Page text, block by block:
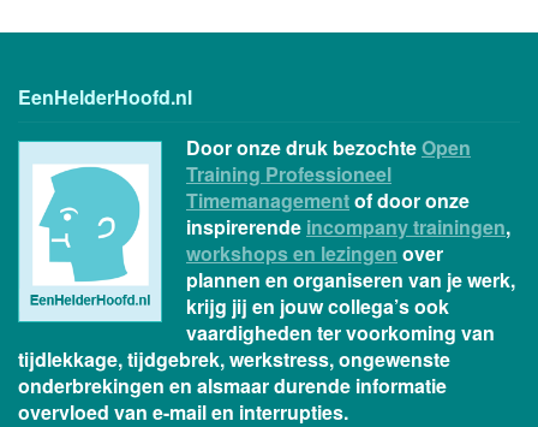
EenHelderHoofd.nl
Door onze druk bezochteOpen
Training Professioneel
Timemanagementof door onze
inspirerende incompany trainingen,
workshops en lezingen over
plannen en organiseren van je werk,
krijg jij en jouw collega’s ook
vaardigheden ter voorkoming van
tijdlekkage, tijdgebrek, werkstress, ongewenste
onderbrekingen en alsmaar durende informatie
overvloed van e-mail en interrupties.